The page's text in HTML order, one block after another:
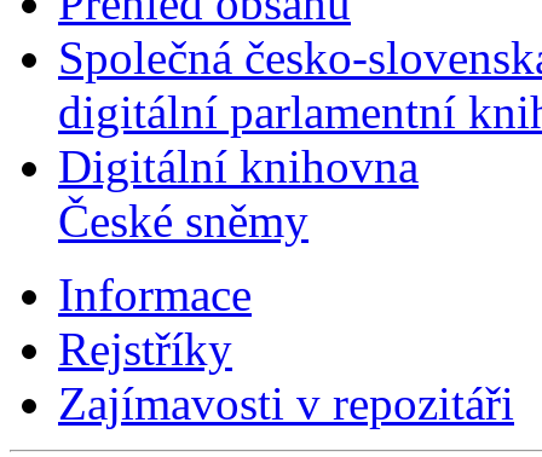
Společná česko-
digitální parlamentní
Digitální knihovna
České sněmy
Informace
Rejstříky
Zajímavosti v repozitáři